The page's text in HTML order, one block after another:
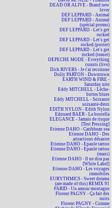
DEAD OR ALIVE - Brand new
lover
DEF LEPPARD - Animal
DEF LEPPARD - Animal
(spécial promo)
DEF LEPPARD - Let's get
rocked
DEF LEPPARD - Let's get
rocked (poster)
DEF LEPPARD - Let's get
rocked (teaser)
DEPECHE MODE - Everything
counts (live)
Dick RIVERS - Je t'ai reconnue
Dolly PARTON - Downtown
EARTH WIND & FIRE -
Saturday nite
Eddy MITCHELL - Lèche-
bottes blues
Eddy MITCHELL - Soixante
soixante-deux
EDITH NYLON - Edith Nylon
Edouard BAER - La bostella
ELEGANCE - Jamais de risque
[Test Pressing]
Etienne DAHO - Caribbean sea
Etienne DAHO - Des
attractions désastre
Etienne DAHO - Epaule tattoo
Etienne DAHO - Epaule tattoo
(maxi)
Etienne DAHO - Il ne dira pas
[White Label]
Etienne DAHO - Les voyages
immobiles
EURYTHMICS - Sweet dreams
(are made of this) REMIX 91
FARID - Un amour montagne
Florent PAGNY - Ça fait des
nuits
Florent PAGNY - Comme